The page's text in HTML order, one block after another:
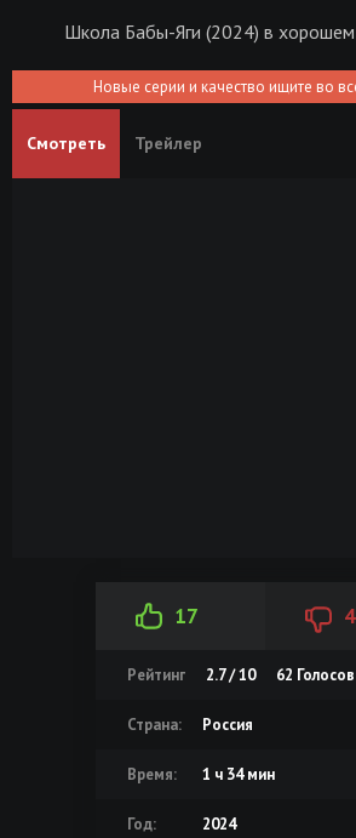
Школа Бабы-Яги (2024) в хорошем
Новые серии и качество ищите во
Смотреть Трейлер
17
Рейтинг 2.7 / 10 62 Голосов
Страна: Россия
Время: 1 ч 34 мин
Год: 2024